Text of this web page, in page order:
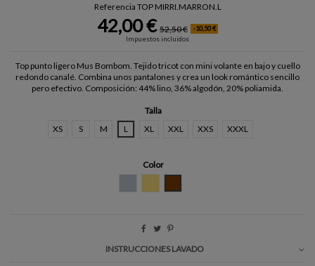
Referencia TOP MIRRI.MARRON.L
42,00 € 52,50 €
-10,50 €
Impuestos incluidos
Top punto ligero Mus Bombom. Tejido tricot con mini volante en bajo y cuello
redondo canalé. Combina unos pantalones y crea un look romántico sencillo
pero efectivo. Composición: 44% lino, 36% algodón, 20% poliamida.
Talla
XS
S M L XL XXL XXS XXXL
Color
INSTRUCCIONES LAVADO